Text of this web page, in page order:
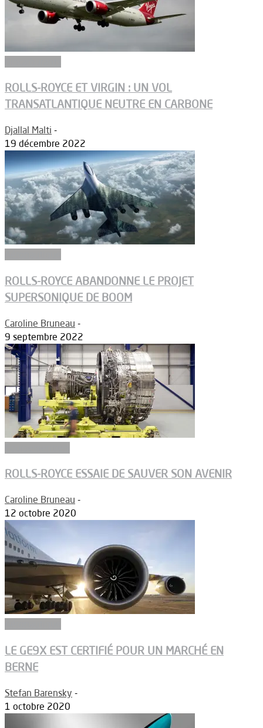
ROLLS-ROYCE ET VIRGIN : UN VOL
TRANSATLANTIQUE NEUTRE EN CARBONE
Djallal Malti -
19 décembre 2022
ROLLS-ROYCE ABANDONNE LE PROJET
SUPERSONIQUE DE BOOM
Caroline Bruneau -
9 septembre 2022
ROLLS-ROYCE ESSAIE DE SAUVER SON AVENIR
Caroline Bruneau -
12 octobre 2020
LE GE9X EST CERTIFIÉ POUR UN MARCHÉ EN
BERNE
Stefan Barensky -
1 octobre 2020